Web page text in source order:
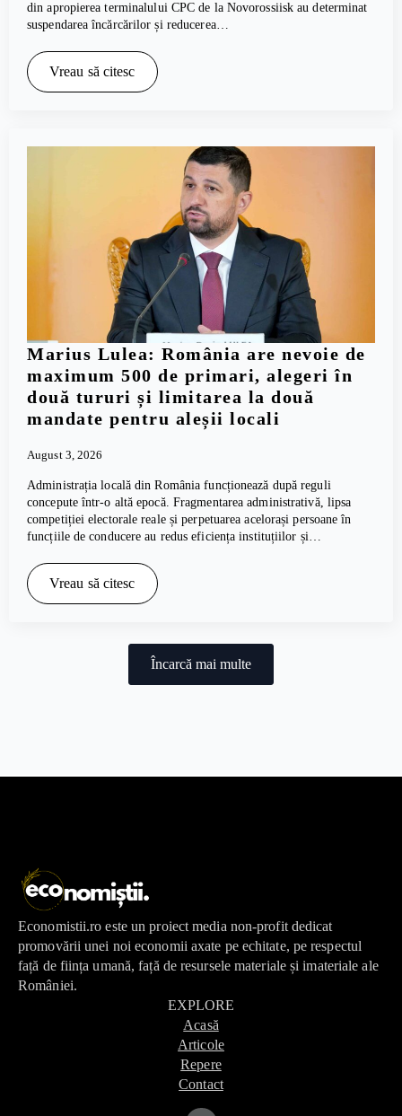
din apropierea terminalului CPC de la Novorossiisk au determinat
suspendarea încărcărilor și reducerea…
Vreau să citesc
Marius Lulea: România are nevoie de
maximum 500 de primari, alegeri în
două tururi și limitarea la două
mandate pentru aleșii locali
August 3, 2026
Administrația locală din România funcționează după reguli
concepute într-o altă epocă. Fragmentarea administrativă, lipsa
competiției electorale reale și perpetuarea acelorași persoane în
funcțiile de conducere au redus eficiența instituțiilor și…
Vreau să citesc
Încarcă mai multe
Economistii.ro este un proiect media non-profit dedicat
promovării unei noi economii axate pe echitate, pe respectul
față de ființa umană, față de resursele materiale și imateriale ale
României.
EXPLORE
Acasă
Articole
Repere
Contact